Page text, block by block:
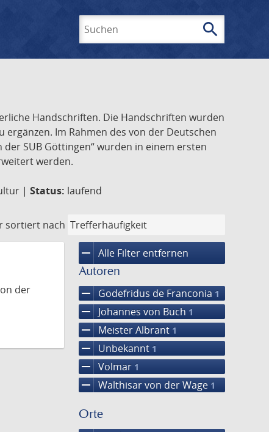
search
Handschriften. Die Handschriften wurden
Im Rahmen des von der Deutschen
SUB Göttingen“ wurden in einem ersten
werden.
| Status: laufend
sortiert nach
remove Alle Filter entfernen
Autoren
remove Godefridus de Franconia 1
remove Johannes von Buch 1
remove Meister Albrant 1
remove Unbekannt 1
remove Volmar 1
remove Walthisar von der Wage 1
Orte
der